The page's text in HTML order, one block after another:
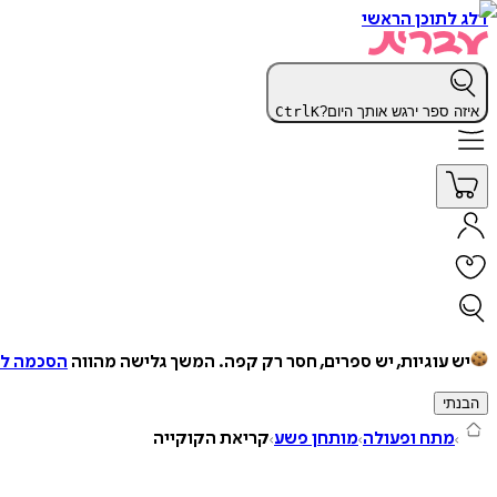
דלג לתוכן הראשי
איזה ספר ירגש אותך היום? CtrlK
יש עוגיות, יש ספרים, חסר רק קפה. המשך גלישה מהווה הסכמה
הבנתי
מתח ופעולה מותחן פשע קריאת הקוקייה